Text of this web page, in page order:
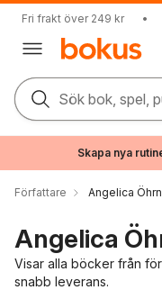
Fri frakt över 249 kr •
Sök bok, spel,
Skapa nya
Författare Angelica Öhrn
Angelica
Visar alla böcker från
snabb leverans.